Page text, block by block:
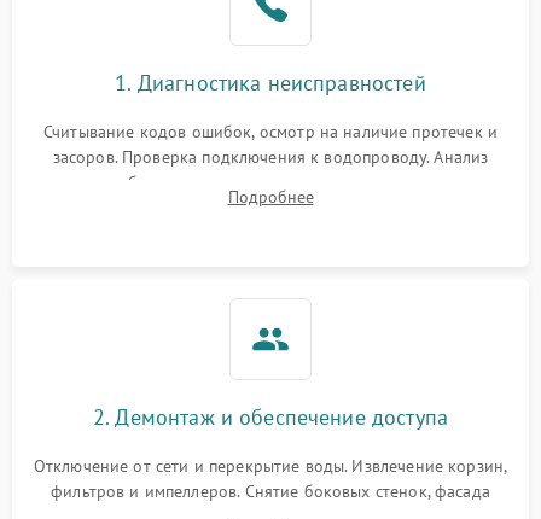
1. Диагностика неисправностей
Считывание кодов ошибок, осмотр на наличие протечек и
засоров. Проверка подключения к водопроводу. Анализ
жалоб на отсутствие слива, нагрева, вращения
разбрызгивателей или срабатывание системы защиты
Подробнее
2. Демонтаж и обеспечение доступа
Отключение от сети и перекрытие воды. Извлечение корзин,
фильтров и импеллеров. Снятие боковых стенок, фасада